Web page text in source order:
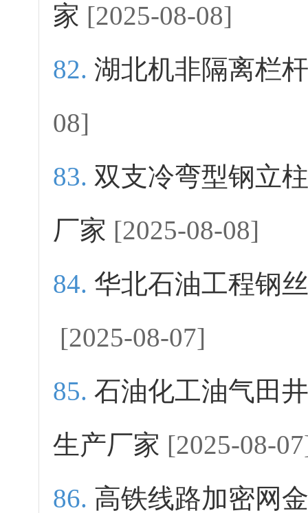
家 [2025-08-08]
湖北机非隔离栏
08]
双支冷弯型钢立
厂家 [2025-08-08]
华北石油工程钢
[2025-08-07]
石油化工油气田
生产厂家 [2025-08-
高铁线路加密网